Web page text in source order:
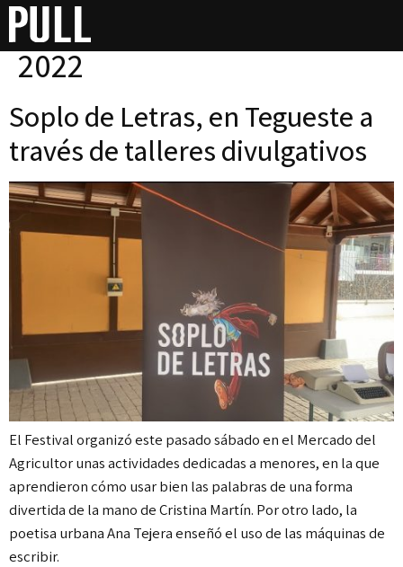
Día: 6 de septiembre de
2022
Soplo de Letras, en Tegueste a
través de talleres divulgativos
El Festival organizó este pasado sábado en el Mercado del
Agricultor unas actividades dedicadas a menores, en la que
aprendieron cómo usar bien las palabras de una forma
divertida de la mano de Cristina Martín. Por otro lado, la
poetisa urbana Ana Tejera enseñó el uso de las máquinas de
escribir.